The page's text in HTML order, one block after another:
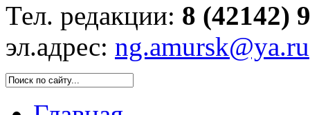
Тел. редакции: 8 (42142)
эл.адрес: ng.amursk@ya.ru